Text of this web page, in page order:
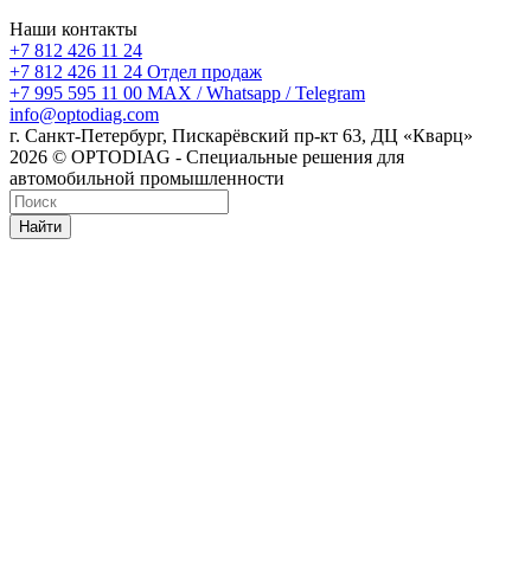
Наши контакты
+7 812 426 11 24
+7 812 426 11 24 Отдел продаж
+7 995 595 11 00 MAX / Whatsapp / Telegram
info@optodiag.com
г. Санкт-Петербург, Пискарёвский пр-кт 63, ДЦ «Кварц»
2026 © OPTODIAG - Специальные решения для
автомобильной промышленности
Найти